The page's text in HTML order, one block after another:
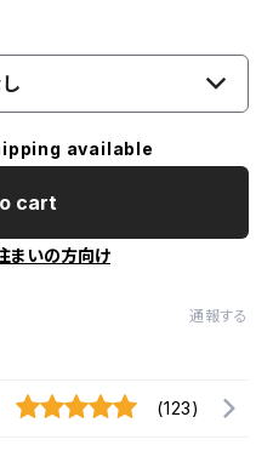
available
cart
まいの方向け
通報する
(123)